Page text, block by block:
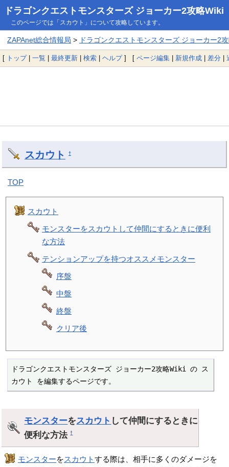
ドラゴンクエストモンスターズ ジョーカー2攻略Wiki
このページでは「スカウト」について攻略しています。
ZAPAnet総合情報局 > ドラゴンクエストモンスターズ ジョーカー2
[ トップ| 一覧 | 最終更新 | 検索 | ヘルプ] [ ページ編集 | 新規作成 | 差分 |
スカウト †
TOP
スカウト
モンスターをスカウトして仲間にするときに便利
な方法
テンションアップを持つオススメモンスター
序盤
中盤
終盤
クリア後
ドラゴンクエストモンスターズ ジョーカー2攻略Wiki の ス
カウト を編集するページです。
モンスターをスカウト して仲間にするときに
便利な方法†
モンスターをスカウトする際は、相手に多くのダメージを